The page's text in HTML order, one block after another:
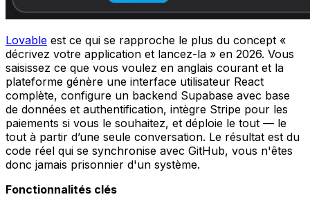
Lovable est ce qui se rapproche le plus du concept «
décrivez votre application et lancez-la » en 2026. Vous
saisissez ce que vous voulez en anglais courant et la
plateforme génère une interface utilisateur React
complète, configure un backend Supabase avec base
de données et authentification, intègre Stripe pour les
paiements si vous le souhaitez, et déploie le tout — le
tout à partir d’une seule conversation. Le résultat est du
code réel qui se synchronise avec GitHub, vous n'êtes
donc jamais prisonnier d'un système.
Fonctionnalités clés